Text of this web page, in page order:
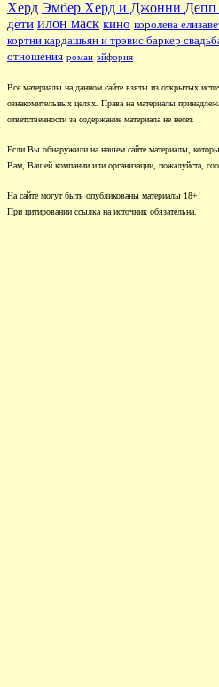
Херд Эмбер Херд и Джонни Депп
дети илон маск кино королева
кортни кардашьян и трэвис баркер
отношения роман эйфория
Все материалы на данном сайте взяты из открытых
ознакомительных целях. Права на материалы
ответственности за содержание материала не несет.
Если Вы обнаружили на нашем сайте материалы,
Вам, Вашей компании или организации, пожалуйста,
На сайте могут быть опубликованы материалы 18+!
При цитировании ссылка на источник обязательна.